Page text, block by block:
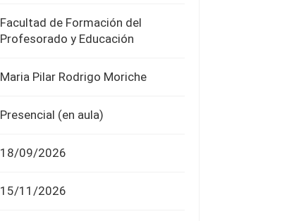
Facultad de Formación del
Profesorado y Educación
Maria Pilar Rodrigo Moriche
Presencial (en aula)
18/09/2026
15/11/2026